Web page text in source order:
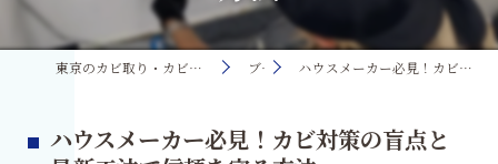
東京のカビ取り・カビ対策ならMIST工法®カビ取リフォーム ブログ ハウスメーカー必見！カビ対策の盲点と最新工法で信頼を守る方法
ハウスメーカー必見！カビ対策の盲点と